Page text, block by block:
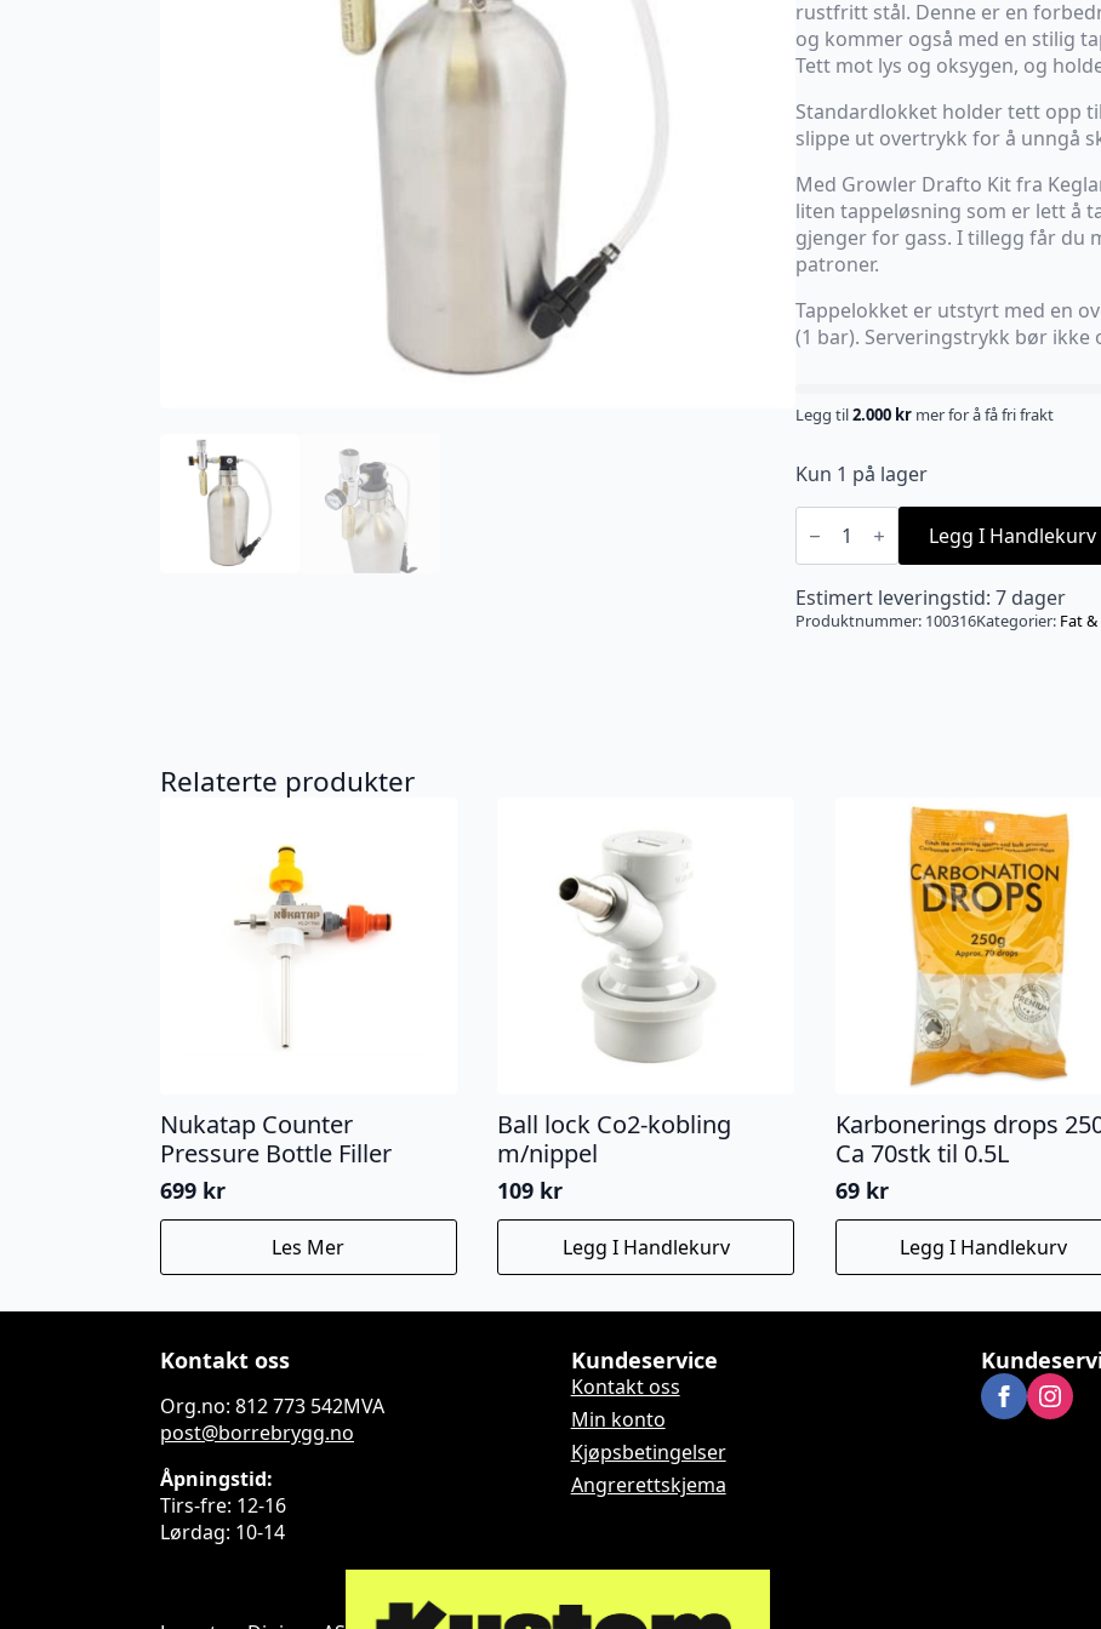
rustfritt stål. Denne er en
og kommer også med en stilig
Tett mot lys og oksygen, og
Standardlokket holder tett opp
slippe ut overtrykk for å unngå
Med Growler Drafto Kit fra
liten tappeløsning som er lett å
gjenger for gass. I tillegg får du
patroner.
Tappelokket er utstyrt med en
(1 bar). Serveringstrykk bør ikke
Legg til2.000 kr mer for å få fri frakt
Kun 1 på lager
2
liters
med
tappeløsning
antall
Legg I Handlekurv
Estimert leveringstid: 7 dager
Produktnummer: 100316Kategorier: Fat
Relaterte produkter
Nukatap Counter
Pressure Bottle Filler
699 kr
Les Mer
Ball lock Co2-kobling
m/nippel
109 kr
Legg I Handlekurv
Karbonerings drops
Ca 70stk til 0.5L
69 kr
Legg I Handlekurv
Kontakt oss
Org.no: 812 773 542MVA
post@borrebrygg.no
Åpningstid:
Tirs-fre: 12-16
Lørdag: 10-14
Kundeservice
Kontakt oss
Min konto
Kjøpsbetingelser
Angrerettskjema